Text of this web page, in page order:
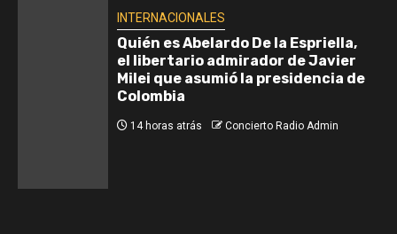
INTERNACIONALES
Quién es Abelardo De la Espriella,
el libertario admirador de Javier
Milei que asumió la presidencia de
Colombia
14 horas atrás Concierto Radio Admin